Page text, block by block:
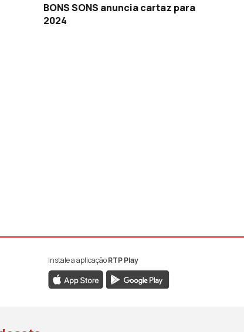
BONS SONS anuncia cartaz para
2024
da RTP Antena 1
da RTP Antena 1
da RTP Antena 1
Instale a aplicaçãoRTP Play